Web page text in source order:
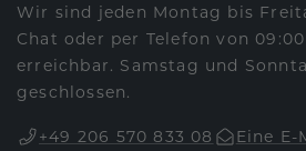
Wir sind jeden Montag bis
Chat oder per Telefon von
erreichbar. Samstag und
geschlossen.
+49 206 570 833 08
Eine E-